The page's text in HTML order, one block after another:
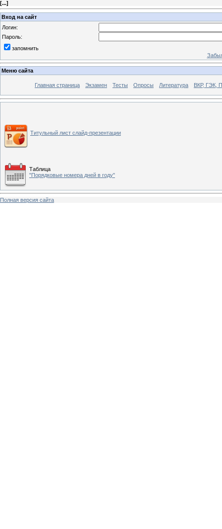
[...]
Вход на сайт
Логин:
Пароль:
запомнить
Меню сайта
Главная страница Экзамен Тесты Опросы Литература ВКР, ГЭК,
Титульный лист слайд-презентации
Таблица
"Порядковые номера дней в году"
Полная версия сайта